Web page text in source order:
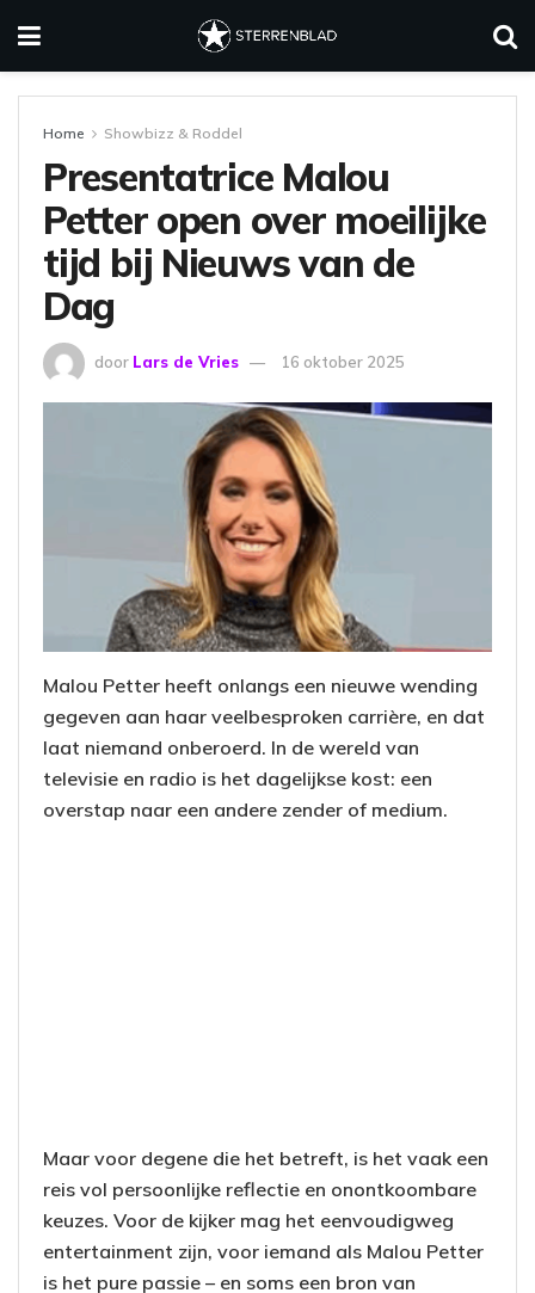
Home Showbizz & Roddel
Presentatrice Malou
Petter open over moeilijke
tijd bij Nieuws van de
Dag
door Lars de Vries 16 oktober 2025
Malou Petter heeft onlangs een nieuwe wending
gegeven aan haar veelbesproken carrière, en dat
laat niemand onberoerd. In de wereld van
televisie en radio is het dagelijkse kost: een
overstap naar een andere zender of medium.
Maar voor degene die het betreft, is het vaak een
reis vol persoonlijke reflectie en onontkoombare
keuzes. Voor de kijker mag het eenvoudigweg
entertainment zijn, voor iemand als Malou Petter
is het pure passie – en soms een bron van